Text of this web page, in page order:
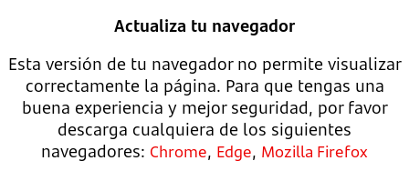
Actualiza tu navegador
Esta versión de tu navegador no permite visualizar
correctamente la página. Para que tengas una
buena experiencia y mejor seguridad, por favor
descarga cualquiera de los siguientes
navegadores: Chrome, Edge, Mozilla Firefox